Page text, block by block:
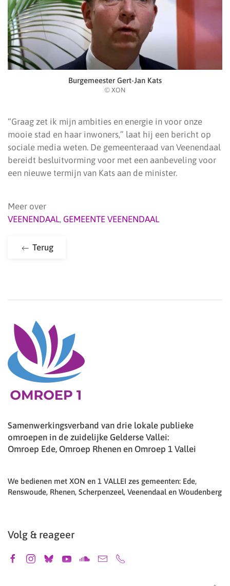
Burgemeester Gert-Jan Kats
© XON
“Graag zet ik mijn ambities en energie in voor onze
mooie stad en haar inwoners,” laat hij een bericht op
sociale media weten. De gemeenteraad van Veenendaal
bereidt besluitvorming voor met een aanbeveling voor
een nieuwe termijn van Kats aan de minister.
Meer over
VEENENDAAL, GEMEENTE VEENENDAAL
Terug
Samenwerkingsverband van drie lokale publieke
omroepen in de zuidelijke Gelderse Vallei:
Omroep Ede, Omroep Rhenen en Omroep 1 Vallei
We bedienen met XON en 1 VALLEI zes gemeenten: Ede,
Renswoude, Rhenen, Scherpenzeel, Veenendaal en Woudenberg
Volg & reageer